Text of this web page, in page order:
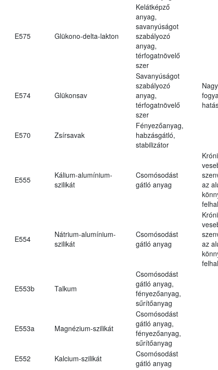
E575 Glükono-delta-lakton
Kelátképző
anyag,
savanyúságot
szabályozó
anyag,
térfogatnövelő
szer
E574 Glükonsav
Savanyúságot
szabályozó
anyag,
térfogatnövelő
szer
E570 Zsírsavak
Fényezőanyag,
habzásgátló,
stabilizátor
E555
Kálium-alumínium-
szilikát
Csomósodást
gátló anyag
az
E554
Nátrium-alumínium-
szilikát
Csomósodást
gátló anyag
az
E553b Talkum
Csomósodást
gátló anyag,
fényezőanyag,
sűrítőanyag
E553a Magnézium-szilikát
Csomósodást
gátló anyag,
fényezőanyag,
sűrítőanyag
E552
Kalcium-szilikát
Csomósodást
gátló anyag